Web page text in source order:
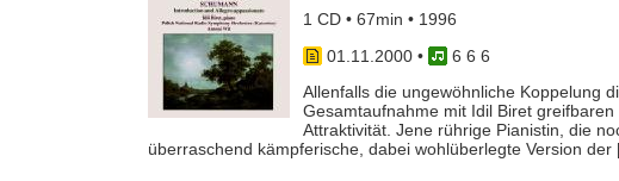
1 CD • 67min • 1996
01.11.2000•
6 6 6
Allenfalls die ungewöhnliche Koppelung
Gesamtaufnahme mit Idil Biret
Attraktivität. Jene rührige Pianistin, die
überraschend kämpferische, dabei wohlüberlegte Version der